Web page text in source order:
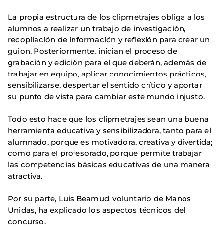
La propia estructura de los clipmetrajes obliga a los
alumnos a realizar un trabajo de investigación,
recopilación de información y reflexión para crear un
guion. Posteriormente, inician el proceso de
grabación y edición para el que deberán, además de
trabajar en equipo, aplicar conocimientos prácticos,
sensibilizarse, despertar el sentido crítico y aportar
su punto de vista para cambiar este mundo injusto.
Todo esto hace que los clipmetrajes sean una buena
herramienta educativa y sensibilizadora, tanto para el
alumnado, porque es motivadora, creativa y divertida;
como para el profesorado, porque permite trabajar
las competencias básicas educativas de una manera
atractiva.
Por su parte, Luis Beamud, voluntario de Manos
Unidas, ha explicado los aspectos técnicos del
concurso.